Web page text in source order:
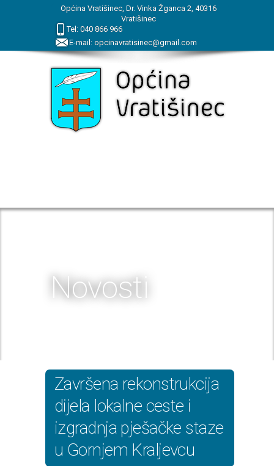
Općina Vratišinec, Dr. Vinka Žganca 2, 40316
Vratišinec
Tel: 040 866 966
E-mail: opcinavratisinec@gmail.com
Novosti
Završena rekonstrukcija
dijela lokalne ceste i
izgradnja pješačke staze
u Gornjem Kraljevcu